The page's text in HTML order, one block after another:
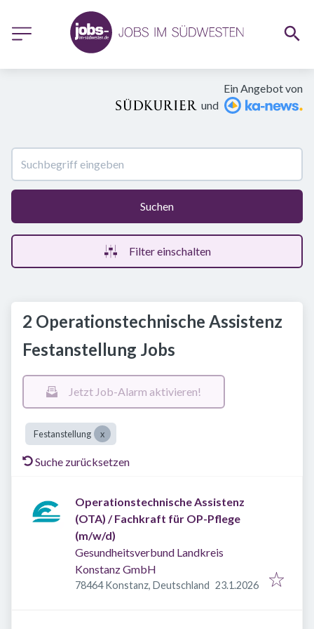
Ein Angebot von
und
Suchen
Filter einschalten
2 Operationstechnische Assistenz
Festanstellung Jobs
Jetzt Job-Alarm aktivieren!
Festanstellung
Suche zurücksetzen
Operationstechnische Assistenz
(OTA) / Fachkraft für OP-Pflege
(m/w/d)
Gesundheitsverbund Landkreis
Konstanz GmbH
78464 Konstanz, Deutschland Veröffentlicht:
23.1.2026